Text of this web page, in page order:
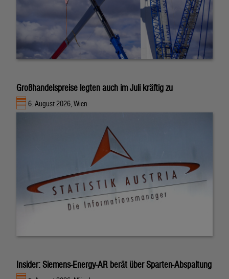
Großhandelspreise legten auch im Juli kräftig zu
6. August 2026, Wien
Insider: Siemens-Energy-AR berät über Sparten-Abspaltung